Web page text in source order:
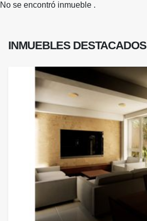
No se encontró inmueble .
INMUEBLES DESTACADOS